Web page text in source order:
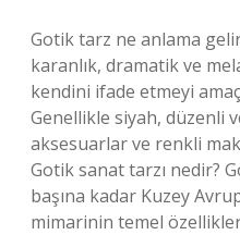
Gotik tarz ne anlama
karanlık, dramatik ve
kendini ifade etmeyi
Genellikle siyah, düzenli
aksesuarlar ve renkli
Gotik sanat tarzı nedir?
başına kadar Kuzey
mimarinin temel